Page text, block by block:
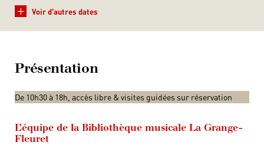
+ Voir d'autres dates
Présentation
De 10h30 à 18h, accès libre & visites guidées sur réservation
L’équipe de la Bibliothèque musicale La Grange-
Fleuret